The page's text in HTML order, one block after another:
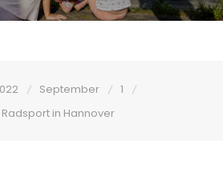
September
1
Radsport in Hannover